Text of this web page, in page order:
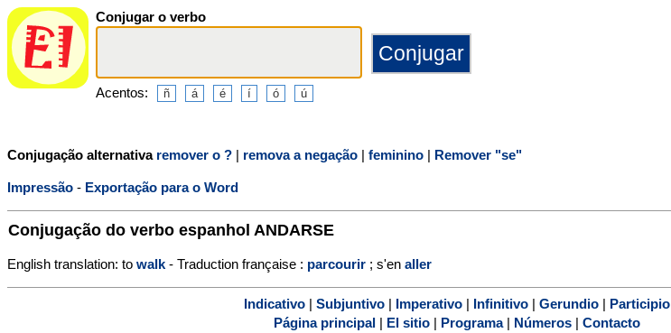
Conjugar o verbo
Acentos:
Conjugação alternativa remover o ? | remova a negação | feminino | Remover "se"
Impressão - Exportação para o Word
Conjugação do verbo espanhol ANDARSE
English translation: to walk - Traduction française : parcourir ; s'en aller
Indicativo Subjuntivo Imperativo Infinitivo Gerundio
Participio
Página principal
El sitio Programa| Números Contacto